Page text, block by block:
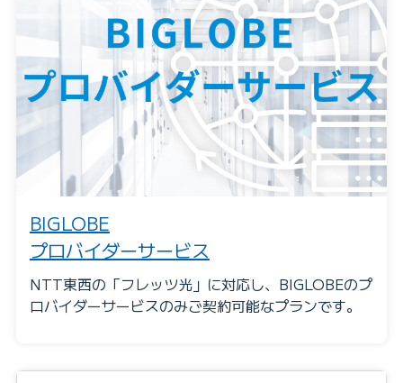
BIGLOBE
プロバイダーサービス
NTT東西の「フレッツ光」に対応し、BIGLOBEのプ
ロバイダーサービスのみご契約可能なプランです。